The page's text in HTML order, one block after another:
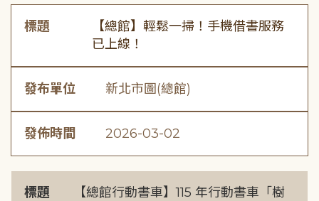
標題
【總館】輕鬆一掃！手機借書服務
已上線！
發布單位 新北市圖(總館)
發佈時間 2026-03-02
標題
【總館行動書車】115 年行動書車「樹